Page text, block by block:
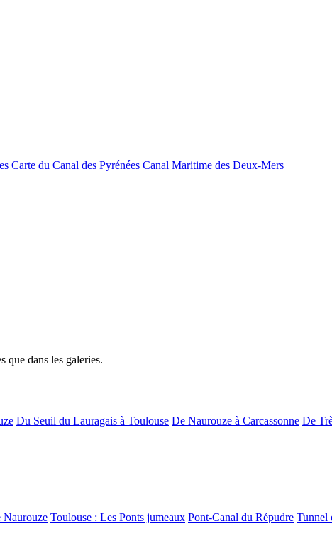
Carte du Canal des Pyrénées Canal Maritime des Deux-Mers
que dans les galeries.
Du Seuil du Lauragais à Toulouse De Naurouze à Carcassonne De
Naurouze Toulouse : Les Ponts jumeaux Pont-Canal du Répudre Tunnel